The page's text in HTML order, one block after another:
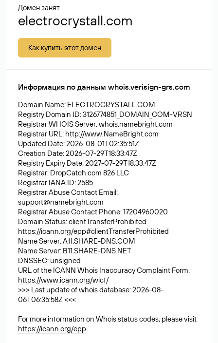
Домен занят
electrocrystall.com
Как купить этот домен
Информация по данным whois.verisign-grs.com
Domain Name: ELECTROCRYSTALL.COM
Registry Domain ID: 3126774851_DOMAIN_COM-VRSN
Registrar WHOIS Server: whois.namebright.com
Registrar URL: http://www.NameBright.com
Updated Date: 2026-08-01T02:35:51Z
Creation Date: 2026-07-29T18:33:47Z
Registry Expiry Date: 2027-07-29T18:33:47Z
Registrar: DropCatch.com 826 LLC
Registrar IANA ID: 2585
Registrar Abuse Contact Email:
support@namebright.com
Registrar Abuse Contact Phone: 17204960020
Domain Status: clientTransferProhibited
https://icann.org/epp#clientTransferProhibited
Name Server: A11.SHARE-DNS.COM
Name Server: B11.SHARE-DNS.NET
DNSSEC: unsigned
URL of the ICANN Whois Inaccuracy Complaint Form:
https://www.icann.org/wicf/
>>> Last update of whois database: 2026-08-
06T06:35:58Z <<<
For more information on Whois status codes, please visit
https://icann.org/epp